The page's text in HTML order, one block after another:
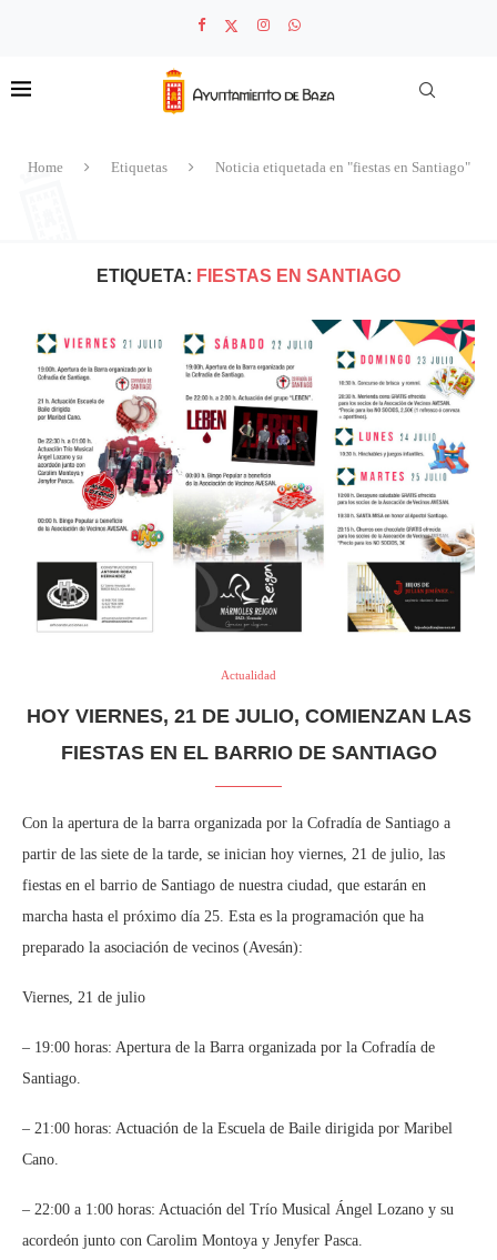
Home Etiquetas Noticia etiquetada en "fiestas en Santiago"
ETIQUETA: FIESTAS EN SANTIAGO
Actualidad
HOY VIERNES, 21 DE JULIO, COMIENZAN LAS
FIESTAS EN EL BARRIO DE SANTIAGO
Con la apertura de la barra organizada por la Cofradía de Santiago a
partir de las siete de la tarde, se inician hoy viernes, 21 de julio, las
fiestas en el barrio de Santiago de nuestra ciudad, que estarán en
marcha hasta el próximo día 25. Esta es la programación que ha
preparado la asociación de vecinos (Avesán):
Viernes, 21 de julio
– 19:00 horas: Apertura de la Barra organizada por la Cofradía de
Santiago.
– 21:00 horas: Actuación de la Escuela de Baile dirigida por Maribel
Cano.
– 22:00 a 1:00 horas: Actuación del Trío Musical Ángel Lozano y su
acordeón junto con Carolim Montoya y Jenyfer Pasca.